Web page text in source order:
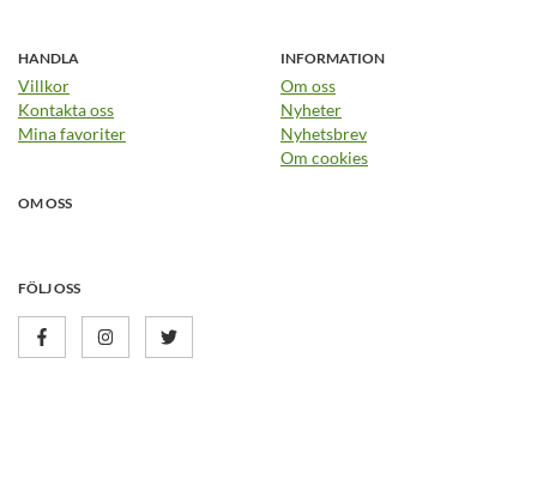
HANDLA
Villkor
Kontakta oss
Mina favoriter
INFORMATION
Om oss
Nyheter
Nyhetsbrev
Om cookies
OM OSS
FÖLJ OSS